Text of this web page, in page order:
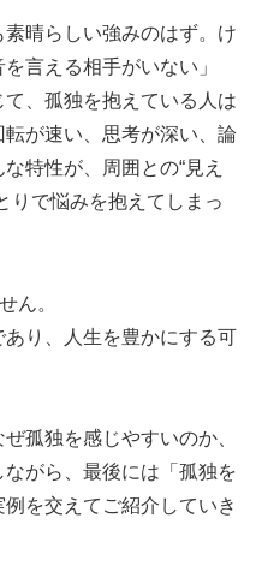
晴らしい強みのはず。け
言える相手がいない」
て、孤独を抱えている人は
が速い、思考が深い、論
特性が、周囲との“見え
りで悩みを抱えてしまっ
ん。
り、人生を豊かにする可
孤独を感じやすいのか、
がら、最後には「孤独を
を交えてご紹介していき